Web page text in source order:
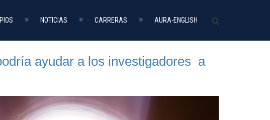
NOTICIAS CARRERAS AURA-ENGLISH
ayudar a los investigadores a